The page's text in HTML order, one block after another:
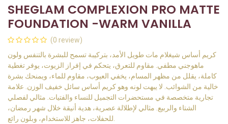
SHEGLAM COMPLEXION PRO MATTE
FOUNDATION -WARM VANILLA
(0 review)
كريم أساس شيغلام مات طويل الأمد، بتركيبة تسمح للبشرة بالتنفس ولون
ماهوجني مطفي. مقاوم للتعرق، يتحكم في إفراز الزيوت، يوفر تغطية
كاملة، يقلل من مظهر المسام، يخفي العيوب، مقاوم للماء، ويمنحك بشرة
خالية من الشوائب. لا يبهت لونه وهو كريم أساس سائل خفيف الوزن. علامة
تجارية متخصصة في مستحضرات التجميل للنساء والفتيات. مثالي لفصلي
الشتاء والربيع. مثالي لإطلالة عصرية، هدية أنيقة خلال شهر رمضان،